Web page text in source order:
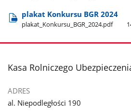
plakat Konkursu BGR 2024
plakat​_Konkursu​_BGR​_2024.pdf
stopka
Kasa Rolniczego
ADRES
al. Niepodległości 190